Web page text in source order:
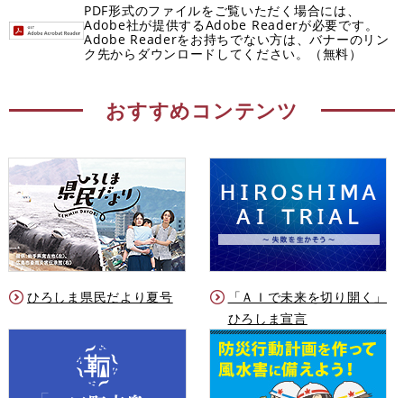
PDF形式のファイルをご覧いただく場合には、
Adobe社が提供するAdobe Readerが必要です。
Adobe Readerをお持ちでない方は、バナーのリン
ク先からダウンロードしてください。（無料）
おすすめコンテンツ
ひろしま県民だより夏号
「ＡＩで未来を切り開く」
ひろしま宣言